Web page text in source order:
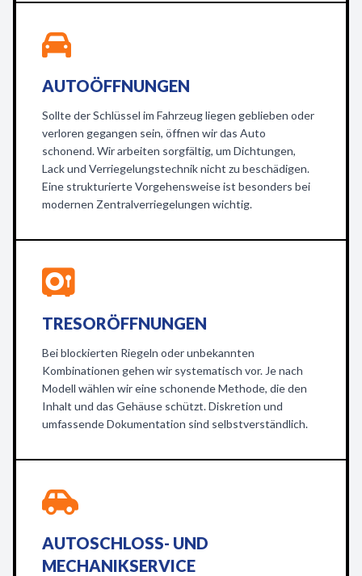
AUTOÖFFNUNGEN
Sollte der Schlüssel im Fahrzeug liegen geblieben oder
verloren gegangen sein, öffnen wir das Auto
schonend. Wir arbeiten sorgfältig, um Dichtungen,
Lack und Verriegelungstechnik nicht zu beschädigen.
Eine strukturierte Vorgehensweise ist besonders bei
modernen Zentralverriegelungen wichtig.
TRESORÖFFNUNGEN
Bei blockierten Riegeln oder unbekannten
Kombinationen gehen wir systematisch vor. Je nach
Modell wählen wir eine schonende Methode, die den
Inhalt und das Gehäuse schützt. Diskretion und
umfassende Dokumentation sind selbstverständlich.
AUTOSCHLOSS- UND
MECHANIKSERVICE